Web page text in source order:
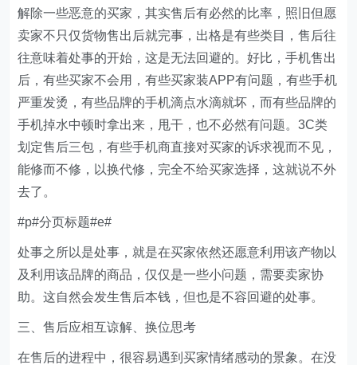
解除一些恶意的买家，其实售后有必然的比率，照旧但愿
卖家不只仅货物售出后就完事，出格是有些类目，售后往
往意味着处事的开始，这是无法回避的。好比，手机售出
后，有些买家不会用，有些买家装APP有问题，有些手机
严重发烫，有些品牌的手机滴点水滴就坏，而有些品牌的
手机掉水中顿时拿出来，甩干，也不必然有问题。3C类
划定售后三包，有些手机商直接对买家的诉求视而不见，
能修而不修，以换代修，完全不给买家选择，这就说不外
去了。
#p#分页标题#e#
处事之所以是处事，就是在买家依然还愿意利用该产物以
及利用该品牌的商品，仅仅是一些小问题，需要卖家协
助。这自然会发生售后本钱，但也是不容回避的处事。
三、售后应相互谅解、换位思考
在售后的进程中，很容易遇到买家情绪感动的景象。在没